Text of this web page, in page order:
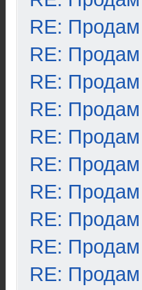
RE:
RE:
RE:
RE:
RE:
RE:
RE:
RE:
RE:
RE: